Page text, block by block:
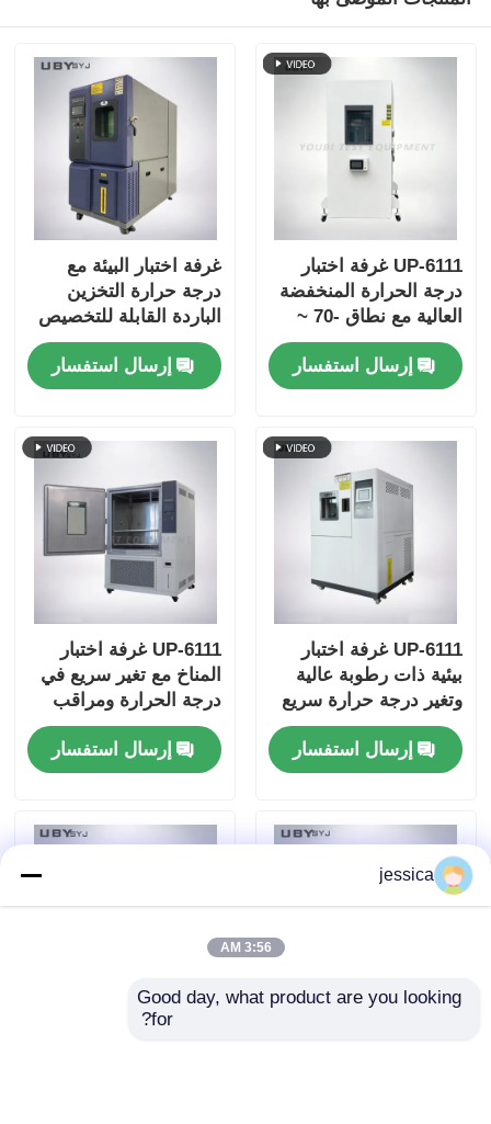
UP-6111 غرفة اختبار
درجة الحرارة المنخفضة
العالية مع نطاق -70 ~
180 درجة مئوية، رطوبة
20% ~ 98% وتحكم ذكي
بشاشة تعمل باللمس
إرسال استفسار
غرفة اختبار البيئة مع
درجة حرارة التخزين
الباردة القابلة للتخصيص
باب زجاجي مزدوج
الطبقة المشدّد والداخلية
من الفولاذ المقاوم
إرسال استفسار
UP-6111 غرفة اختبار
بيئية ذات رطوبة عالية
وتغير درجة حرارة سريع
مع مولد بخار
إرسال استفسار
UP-6111 غرفة اختبار
المناخ مع تغير سريع في
درجة الحرارة ومراقب
قابل للبرمجة
إرسال استفسار
jessica
3:56 AM
Good day, what product are you looking
for?